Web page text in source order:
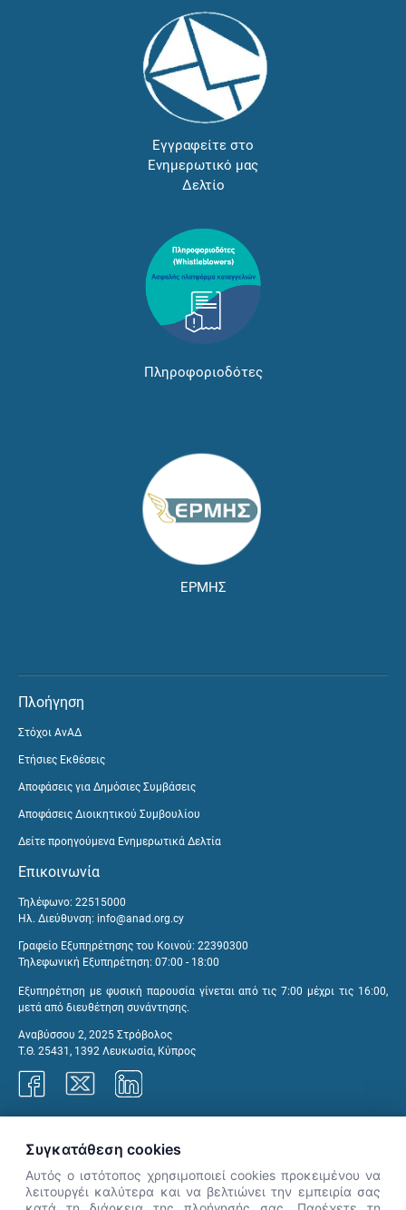
Εγγραφείτε στο
Ενημερωτικό μας
Δελτίο
Πληροφοριοδότες
ΕΡΜΗΣ
Πλοήγηση
Στόχοι ΑνΑΔ
Ετήσιες Εκθέσεις
Αποφάσεις για Δημόσιες Συμβάσεις
Αποφάσεις Διοικητικού Συμβουλίου
Δείτε προηγούμενα Ενημερωτικά Δελτία
Επικοινωνία
Τηλέφωνο: 22515000
Ηλ. Διεύθυνση: info@anad.org.cy
Γραφείο Εξυπηρέτησης του Κοινού: 22390300
Τηλεφωνική Εξυπηρέτηση: 07:00 - 18:00
Εξυπηρέτηση με φυσική παρουσία γίνεται από τις 7:00 μέχρι τις 16:00,
μετά από διευθέτηση συνάντησης.
Αναβύσσου 2, 2025 Στρόβολος
Τ.Θ. 25431, 1392 Λευκωσία, Κύπρος
Συγκατάθεση cookies
Αυτός ο ιστότοπος χρησιμοποιεί cookies προκειμένου να
λειτουργέι καλύτερα και να βελτιώνει την εμπειρία σας